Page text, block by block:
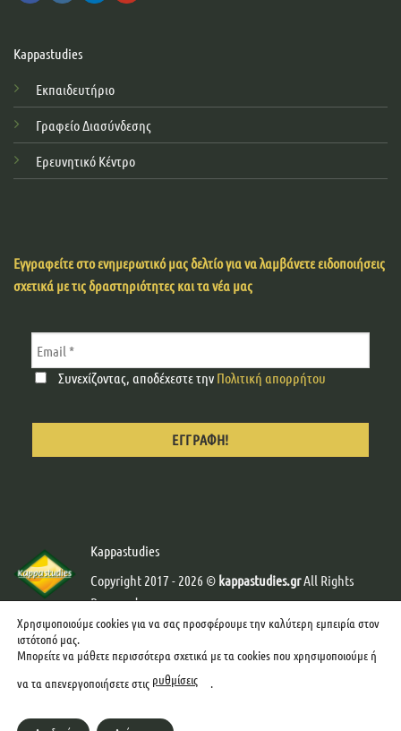
Kappastudies
Εκπαιδευτήριο
Γραφείο Διασύνδεσης
Ερευνητικό Κέντρο
Εγγραφείτε στο ενημερωτικό μας δελτίο για να λαμβάνετε ειδοποιήσεις
σχετικά με τις δραστηριότητες και τα νέα μας
Συνεχίζοντας, αποδέχεστε την Πολιτική απορρήτου
Kappastudies
Copyright 2017 - 2026 © kappastudies.grAll Rights
Reserved.
Developed & Designed byWeb-Creator-Graphics by
mcgraphics
Χρησιμοποιούμε cookies για να σας προσφέρουμε την καλύτερη εμπειρία στον
ιστότοπό μας.
Μπορείτε να μάθετε περισσότερα σχετικά με τα cookies που χρησιμοποιούμε ή
να τα απενεργοποιήσετε στις ρυθμίσεις .